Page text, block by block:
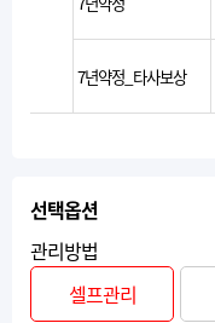
7년약정_타사보상
선택옵션
관리방법
셀프관리